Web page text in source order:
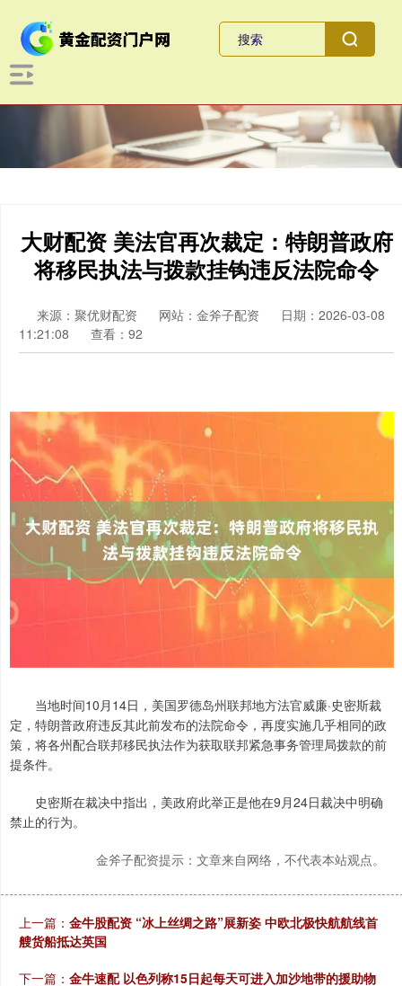
大财配资 美法官再次裁定：特朗普政府
将移民执法与拨款挂钩违反法院命令
来源：聚优财配资 网站：金斧子配资
日期：2026-03-08
11:21:08
查看：92
当地时间10月14日，美国罗德岛州联邦地方法官威廉·史密斯裁
定，特朗普政府违反其此前发布的法院命令，再度实施几乎相同的政
策，将各州配合联邦移民执法作为获取联邦紧急事务管理局拨款的前
提条件。
史密斯在裁决中指出，美政府此举正是他在9月24日裁决中明确
禁止的行为。
金斧子配资提示：文章来自网络，不代表本站观点。
上一篇： 金牛股配资 “冰上丝绸之路”展新姿 中欧北极快航航线首
艘货船抵达英国
下一篇： 金牛速配 以色列称15日起每天可进入加沙地带的援助物